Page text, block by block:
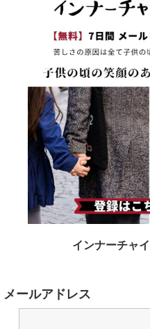
インナーチャ
メールアドレス